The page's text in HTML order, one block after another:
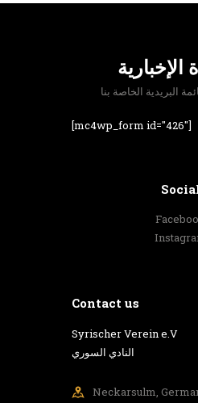
الإخبارية
البريدية الخاصة بنا
[mc4wp_form id="426"]
Contact us
‎Syrischer Verein e.V
النادي السوري
Neckarsulm,